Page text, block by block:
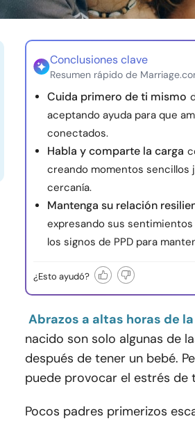
Conclusiones clave
Resumen rápido de
Cuida primero de ti mismo
aceptando ayuda para que
conectados.
Habla y comparte la carga
creando momentos sencillos
cercanía.
Mantenga su relación
expresando sus
los signos de PPD para
¿Esto ayudó?
Abrazos a altas horas de
nacido son solo algunas de
después de tener un bebé.
puede provocar el estrés de
Pocos padres primerizos